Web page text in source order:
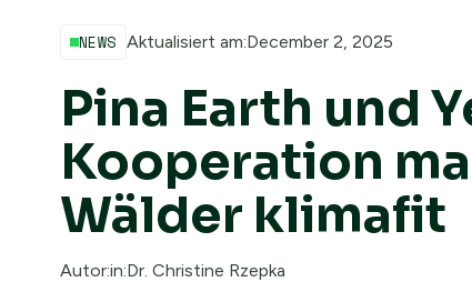
NEWS Aktualisiert am:December 2, 2025
Pina Earth und
Kooperation
Wälder klimafit
Autor:in:Dr. Christine Rzepka